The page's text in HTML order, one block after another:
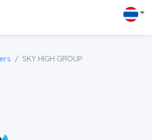
SKY HIGH GROUP